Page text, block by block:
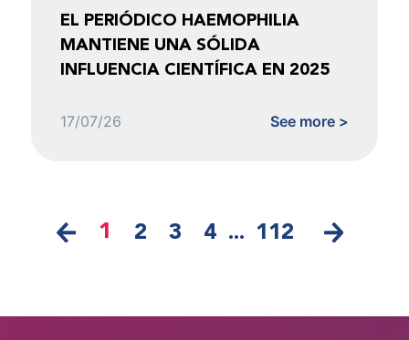
EL PERIÓDICO HAEMOPHILIA
MANTIENE UNA SÓLIDA
INFLUENCIA CIENTÍFICA EN 2025
17/07/26 See more >
1 2 3 4 ... 112